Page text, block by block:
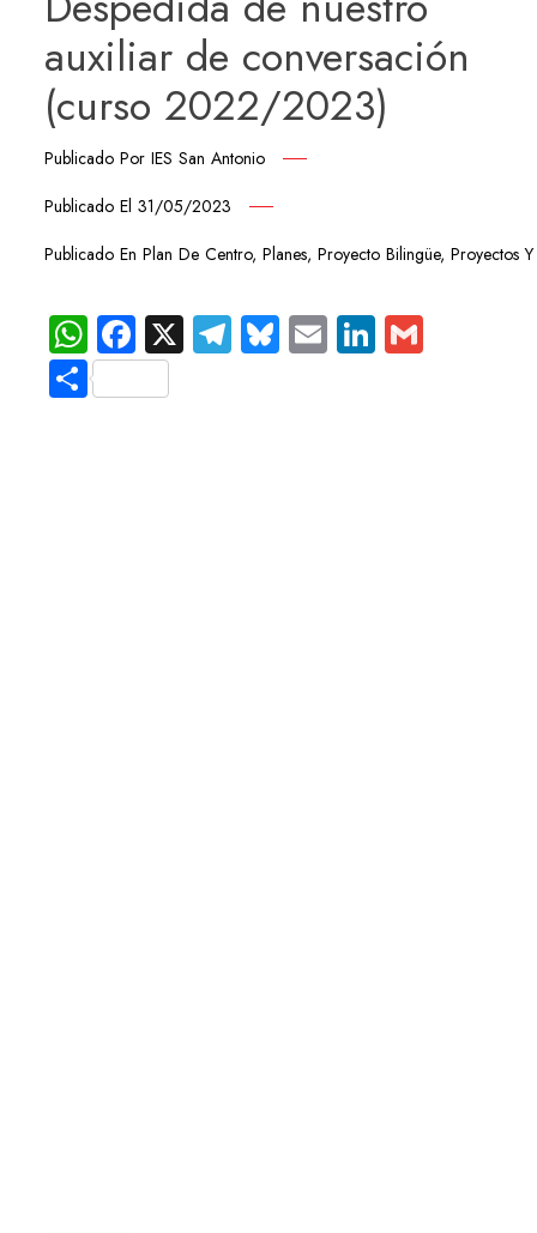
auxiliar de conversación
(curso 2022/2023)
Publicado PorIES San Antonio
Publicado El31/05/2023
Publicado EnPlan De Centro,Planes,Proyecto Bilingüe,Proyectos
WhatsApp
Facebook
X Telegram
Bluesky
EmailLinkedIn
Compartir